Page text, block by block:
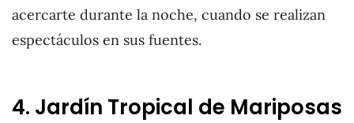
acercarte durante la noche, cuando se realizan
espectáculos en sus fuentes.
4. Jardín Tropical de Mariposas